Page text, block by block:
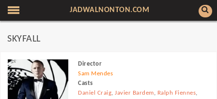
JADWALNONTON.COM
SKYFALL
Director
Sam Mendes
Casts
Daniel Craig,Javier Bardem, Ralph Fiennes,